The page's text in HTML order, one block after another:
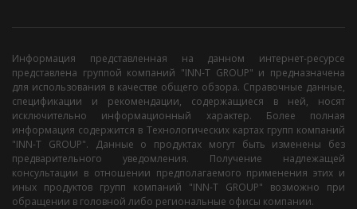
Информация представленная на данном интернет-ресурсе
представлена группой компаний "INN-T GROUP" и предназначена
для использования в качестве общего обзора. Справочные данные,
спецификации и рекомендации, содержащиеся в ней, носят
исключительно информационный характер. Более полная
информация содержится в Технологических картах групп компаний
"INN-T GROUP". Данные о продуктах могут быть изменены без
предварительного уведомления. Получение надлежащей
консультации в отношении предполагаемого применения этих и
иных продуктов групп компаний "INN-T GROUP" возможно при
обращении в головной либо региональные офисы компании.